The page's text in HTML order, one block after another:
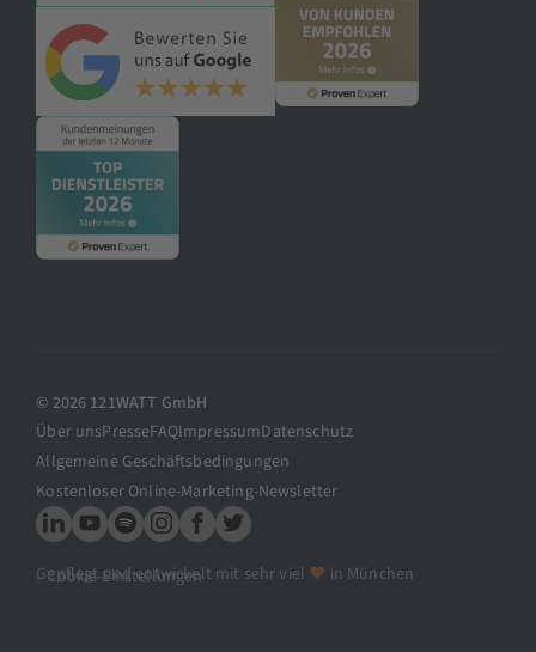
© 2026 121WATT GmbH
Über unsPresseFAQImpressumDatenschutz
Allgemeine Geschäftsbedingungen
Kostenloser Online-Marketing-Newsletter
Gepflegt und entwickelt mit sehr viel ♥ in München
Cookie-Einstellungen